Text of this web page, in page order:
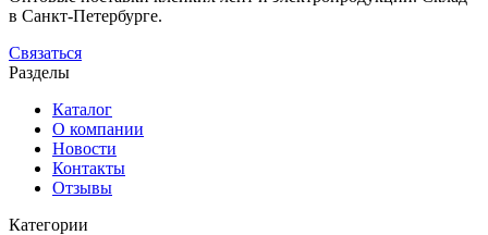
в Санкт-Петербурге.
Связаться
Разделы
Каталог
О компании
Новости
Контакты
Отзывы
Категории